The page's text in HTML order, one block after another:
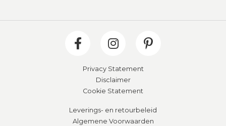
Privacy Statement
Disclaimer
Cookie Statement
Leverings- en retourbeleid
Algemene Voorwaarden